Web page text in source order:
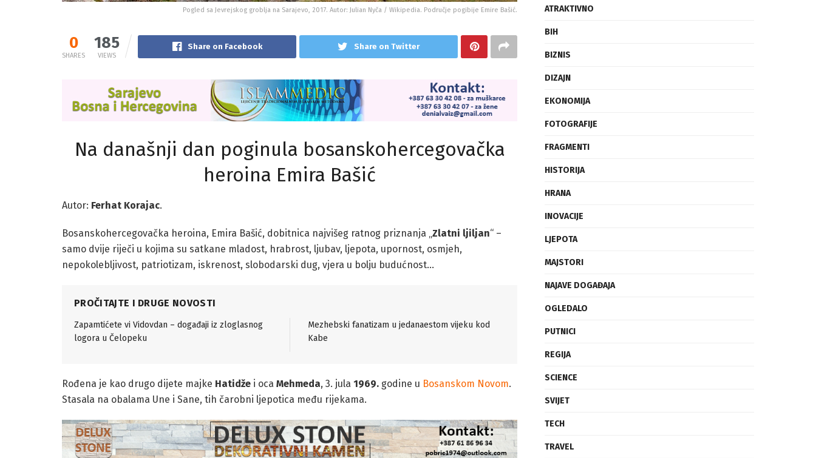
Pogled sa Jevrejskog groblja na Sarajevo, 2017. Autor: Julian Nyča / Wikipedia. Područje pogibije Emire Bašić.
0
SHARES
185
VIEWS
Share on Facebook Share on Twitter
Na današnji dan poginula bosanskohercegovačka
heroina Emira Bašić
Autor: Ferhat Korajac.
Bosanskohercegovačka heroina, Emira Bašić, dobitnica najvišeg ratnog priznanja „Zlatni ljiljan“ –
samo dvije riječi u kojima su satkane mladost, hrabrost, ljubav, ljepota, upornost, osmjeh,
nepokolebljivost, patriotizam, iskrenost, slobodarski dug, vjera u bolju budućnost…
PROČITAJTE I DRUGE NOVOSTI
Zapamtićete vi Vidovdan – događaji iz zloglasnog
logora u Čelopeku
Mezhebski fanatizam u jedanaestom vijeku kod
Kabe
Rođena je kao drugo dijete majke Hatidže i oca Mehmeda, 3. jula 1969. godine u Bosanskom Novom.
Stasala na obalama Une i Sane, tih čarobni ljepotica među rijekama.
ATRAKTIVNO
BIH
BIZNIS
DIZAJN
EKONOMIJA
FOTOGRAFIJE
FRAGMENTI
HISTORIJA
HRANA
INOVACIJE
LJEPOTA
MAJSTORI
NAJAVE DOGAĐAJA
OGLEDALO
PUTNICI
REGIJA
SCIENCE
SVIJET
TECH
TRAVEL